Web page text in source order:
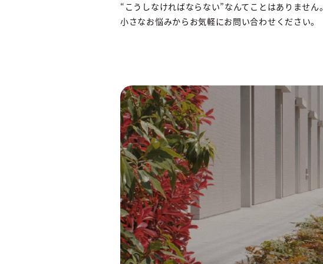
“こうしなければならない”なんてことはありません。
小さなお悩みからお気軽にお問い合わせください。